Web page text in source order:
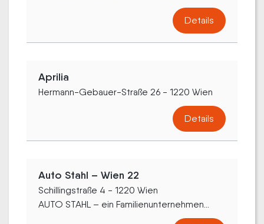
Details
Aprilia
Hermann-Gebauer-Straße 26 - 1220 Wien
Details
Auto Stahl – Wien 22
Schillingstraße 4 - 1220 Wien
AUTO STAHL – ein Familienunternehmen...